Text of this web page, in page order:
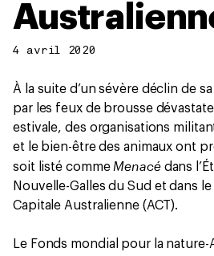
4 avril 2020
À la suite d’un sévère déclin de
par les feux de brousse
estivale, des organisations
et le bien-être des animaux ont
soit listé comme Menacédans
Nouvelle-Galles du Sud et dans
Capitale Australienne (ACT).
Le Fonds mondial pour la nature-